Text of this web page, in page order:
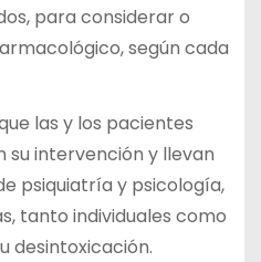
para considerar o
según cada
las y los pacientes
su intervención y llevan
psiquiatría y psicología,
tanto individuales como
desintoxicación.